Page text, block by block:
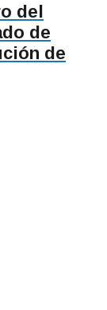
del
de
de